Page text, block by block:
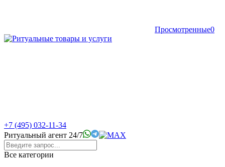
Просмотренные0
+7 (495) 032-11-34
Ритуальный агент 24/7
Все категории